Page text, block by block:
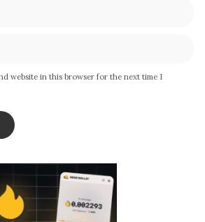
website in this browser for the next time I